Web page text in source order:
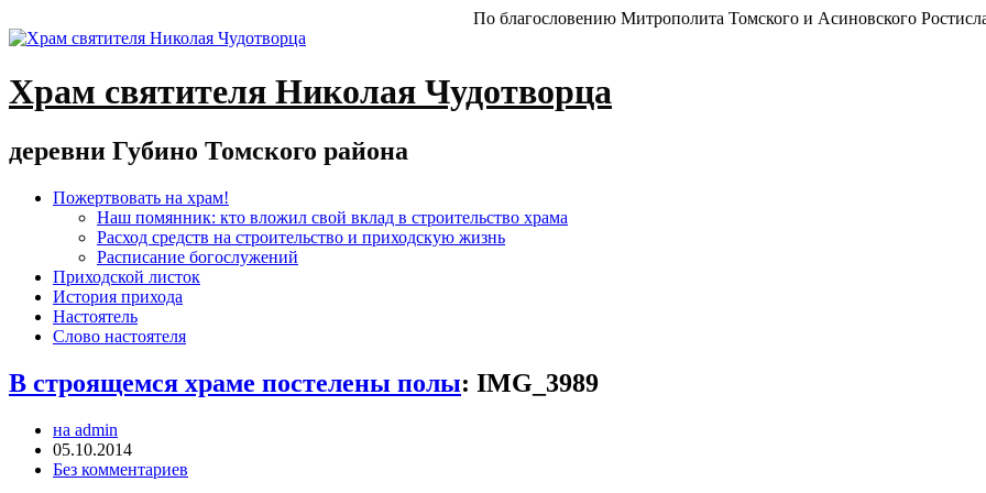
По благословению Митрополита Томского и Асиновского
Храм святителя Николая Чудотворца
деревни Губино Томского района
Пожертвовать на храм!
Наш помянник: кто вложил свой вклад в строительство храма
Расход средств на строительство и приходскую жизнь
Расписание богослужений
Приходской листок
История прихода
Настоятель
Слово настоятеля
В строящемся храме постелены полы: IMG_3989
на admin
05.10.2014
Без комментариев